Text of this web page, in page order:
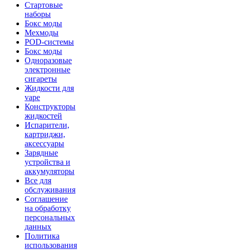
Стартовые
наборы
Бокс моды
Мехмоды
POD-системы
Бокс моды
Одноразовые
электронные
сигареты
Жидкости для
vape
Конструкторы
жидкостей
Испарители,
картриджи,
аксессуары
Зарядные
устройства и
аккумуляторы
Все для
обслуживания
Соглашение
на обработку
персональных
данных
Политика
использования